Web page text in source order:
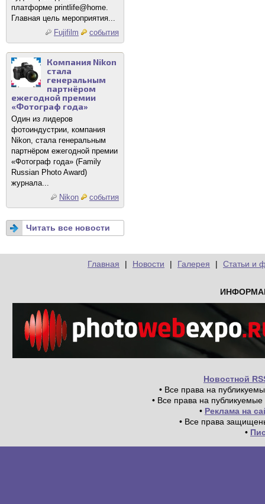
платформе printlife@home.
Главная цель мероприятия...
Fujifilm
события
Компания Nikon
стала
генеральным
партнёром
ежегодной премии
«Фотограф года»
Один из лидеров
фотоиндустрии, компания
Nikon, стала генеральным
партнёром ежегодной премии
«Фотограф года» (Family
Russian Photo Award)
журнала...
Nikon
события
Читать все новости
Главная | Новости | Галерея | Статьи и
Новостной
• Все права на
• Все права на
• Реклама на
• Все права
•